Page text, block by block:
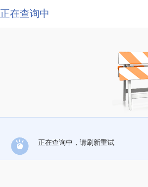
正在查询中
正在查询中，请刷新重试